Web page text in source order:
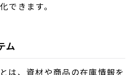
できます。
ム
は、資材や商品の在庫情報を